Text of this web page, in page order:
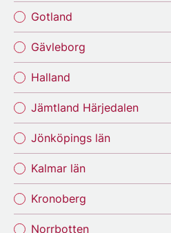
Gotland
Gävleborg
Halland
Jämtland Härjedalen
Jönköpings län
Kalmar län
Kronoberg
Norrbotten